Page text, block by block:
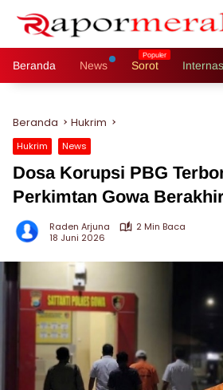
Beranda News Sorot
Beranda Hukrim
Hukrim News
Dosa Korupsi PBG
Perkimtan Gowa
Raden Arjuna
2 Min Baca
18 Juni 2026